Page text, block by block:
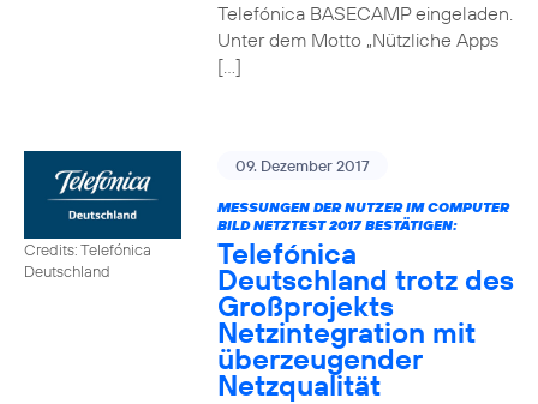
Telefónica BASECAMP eingeladen.
Unter dem Motto „Nützliche Apps
[…]
Credits: Telefónica
Deutschland
09. Dezember 2017
MESSUNGEN DER NUTZER IM COMPUTER
BILD NETZTEST 2017 BESTÄTIGEN:
Telefónica
Deutschland trotz des
Großprojekts
Netzintegration mit
überzeugender
Netzqualität